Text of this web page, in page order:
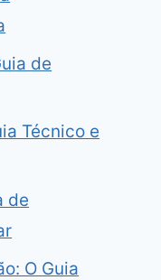
de
Técnico e
de
O Guia